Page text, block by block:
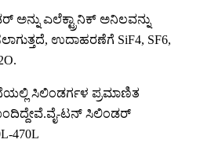
ಅನ್ನು ಎಲೆಕ್ಟ್ರಾನಿಕ್ ಅನಿಲವನ್ನು
ಉದಾಹರಣೆಗೆ SiF4, SF6,
ಸಿಲಿಂಡರ್ಗಳ ಪ್ರಮಾಣಿತ
ಟನ್ ಸಿಲಿಂಡರ್
470L